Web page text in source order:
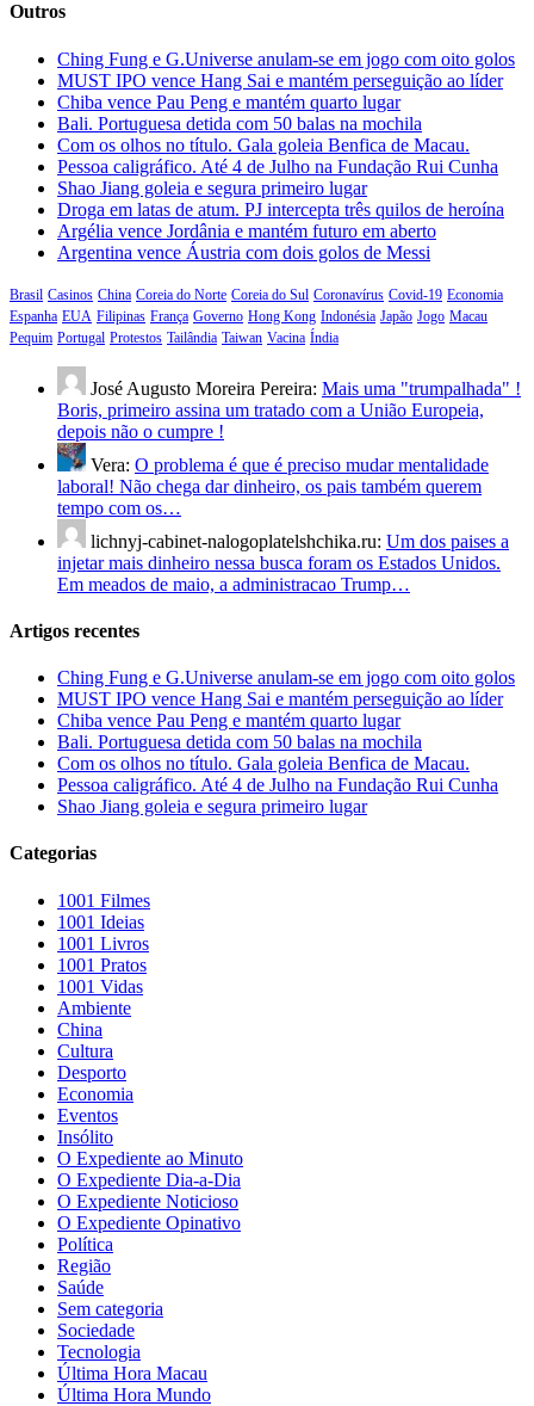
Outros
Ching Fung e G.Universe anulam-se em jogo com oito golos
MUST IPO vence Hang Sai e mantém perseguição ao líder
Chiba vence Pau Peng e mantém quarto lugar
Bali. Portuguesa detida com 50 balas na mochila
Com os olhos no título. Gala goleia Benfica de Macau.
Pessoa caligráfico. Até 4 de Julho na Fundação Rui Cunha
Shao Jiang goleia e segura primeiro lugar
Droga em latas de atum. PJ intercepta três quilos de heroína
Argélia vence Jordânia e mantém futuro em aberto
Argentina vence Áustria com dois golos de Messi
Brasil Casinos China Coreia do Norte Coreia do Sul Coronavírus Covid-19 Economia
Espanha EUA Filipinas França Governo Hong Kong Indonésia Japão Jogo Macau
Pequim Portugal Protestos Tailândia Taiwan Vacina Índia
José Augusto Moreira Pereira: Mais uma "trumpalhada" !
Boris, primeiro assina um tratado com a União Europeia,
depois não o cumpre !
Vera: O problema é que é preciso mudar mentalidade
laboral! Não chega dar dinheiro, os pais também querem
tempo com os…
lichnyj-cabinet-nalogoplatelshchika.ru: Um dos paises a
injetar mais dinheiro nessa busca foram os Estados Unidos.
Em meados de maio, a administracao Trump…
Artigos recentes
Ching Fung e G.Universe anulam-se em jogo com oito golos
MUST IPO vence Hang Sai e mantém perseguição ao líder
Chiba vence Pau Peng e mantém quarto lugar
Bali. Portuguesa detida com 50 balas na mochila
Com os olhos no título. Gala goleia Benfica de Macau.
Pessoa caligráfico. Até 4 de Julho na Fundação Rui Cunha
Shao Jiang goleia e segura primeiro lugar
Categorias
1001 Filmes
1001 Ideias
1001 Livros
1001 Pratos
1001 Vidas
Ambiente
China
Cultura
Desporto
Economia
Eventos
Insólito
O Expediente ao Minuto
O Expediente Dia-a-Dia
O Expediente Noticioso
O Expediente Opinativo
Política
Região
Saúde
Sem categoria
Sociedade
Tecnologia
Última Hora Macau
Última Hora Mundo